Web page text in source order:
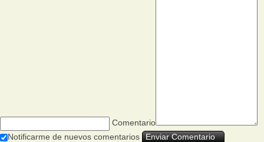
Comentario
Notificarme de nuevos comentarios